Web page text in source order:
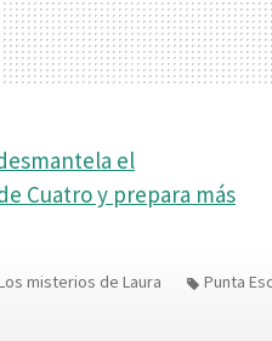
el
Cuatro y prepara más
misterios de Laura Punta